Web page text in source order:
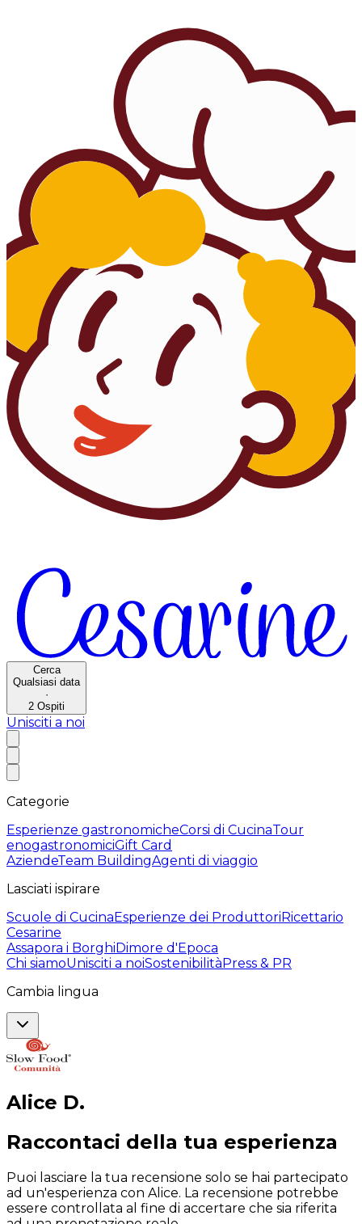
Cerca
Qualsiasi data
·
2 Ospiti
Unisciti a noi
Categorie
Esperienze gastronomicheCorsi di CucinaTour
enogastronomiciGift Card
AziendeTeam BuildingAgenti di viaggio
Lasciati ispirare
Scuole di CucinaEsperienze dei ProduttoriRicettario
Cesarine
Assapora i BorghiDimore d'Epoca
Chi siamoUnisciti a noiSostenibilitàPress & PR
Cambia lingua
Alice D.
Raccontaci della tua esperienza
Puoi lasciare la tua recensione solo se hai partecipato
ad un'esperienza con Alice. La recensione potrebbe
essere controllata al fine di accertare che sia riferita